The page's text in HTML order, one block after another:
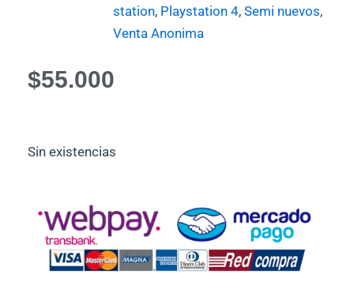
station, Playstation 4, Semi nuevos,
Venta Anonima
$55.000
Sin existencias